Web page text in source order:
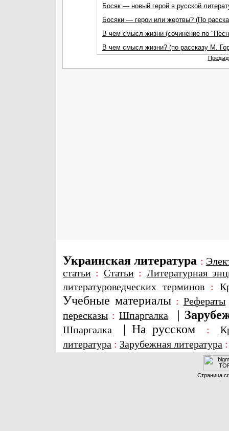
Босяк — новый герой в русской
Босяки — герои или жертвы? (По
В чем смысл жизни (сочинение по
В чем смысл жизни? (по рассказу М.
Украинская литература :
статьи : Статьи: Литературная
литературоведческих терминов:
Учебные материалы : Рефераты
пересказы : Шпаргалка |
Шпаргалка | На русском :
литература : Зарубежная литература
Страница